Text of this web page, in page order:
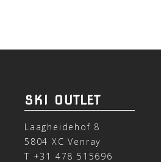
SKI OUTLET
Laagheidehof 8
5804 XC Venray
T +31 478 515696